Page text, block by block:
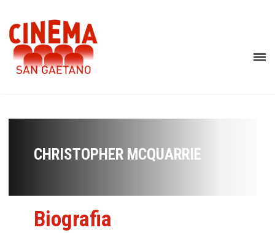
CHRISTOPHER MCQUARRIE
Biografia